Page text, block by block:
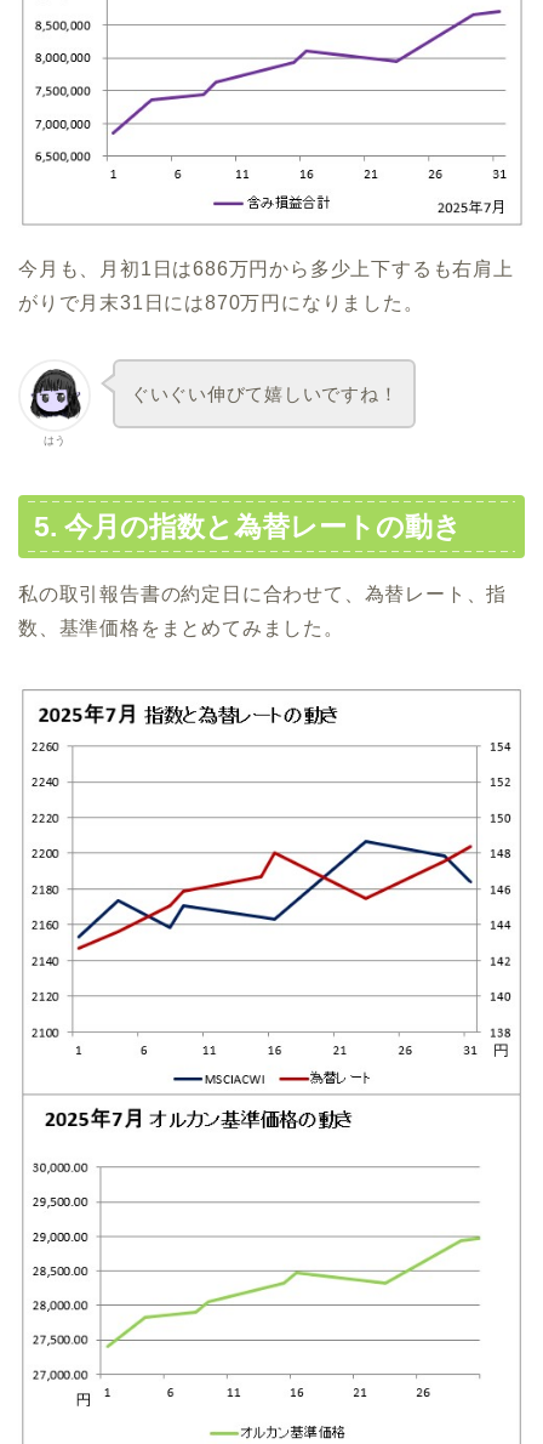
今月も、月初1日は686万円から多少上下するも右肩上
がりで月末31日には870万円になりました。
はう
ぐいぐい伸びて嬉しいですね！
5. 今月の指数と為替レートの動き
私の取引報告書の約定日に合わせて、為替レート、指
数、基準価格をまとめてみました。